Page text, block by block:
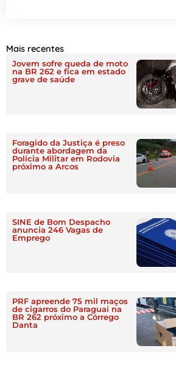
Mais recentes
Jovem sofre queda de moto
na BR 262 e fica em estado
grave de saúde
Foragido da Justiça é preso
durante abordagem da
Polícia Militar em Rodovia
próximo a Arcos
SINE de Bom Despacho
anuncia 246 Vagas de
Emprego
PRF apreende 75 mil maços
de cigarros do Paraguai na
BR 262 próximo a Córrego
Danta